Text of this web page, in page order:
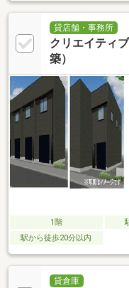
貸店舗・事務所
クリエイティ
築）
1階
駅から徒歩20分以内
貸倉庫